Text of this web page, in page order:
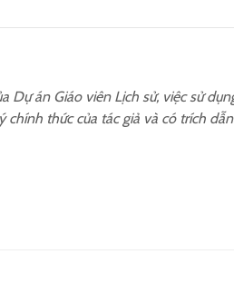
Dự án Giáo viên Lịch sử, việc sử
thức của tác giả và có trích